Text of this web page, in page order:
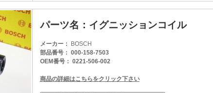
パーツ名：イグニッションコイル
メーカー：
BOSCH
部品番号： 000-158-7503
OEM番号： 0221-506-002
商品の詳細はこちらをクリック下さい